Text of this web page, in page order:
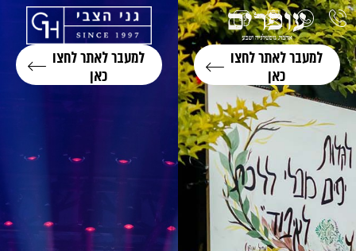
למעבר לאתר לחצו
כאן
למעבר לאתר לחצו
כאן